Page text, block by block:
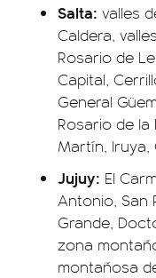
Salta: valles
Caldera,
Rosario de
Capital,
General
Rosario de la
Martín, Iruya,
Jujuy: El
Antonio, San
Grande,
zona
montañosa